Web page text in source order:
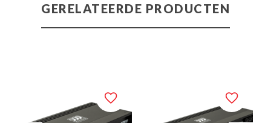
GERELATEERDE PRODUCTEN